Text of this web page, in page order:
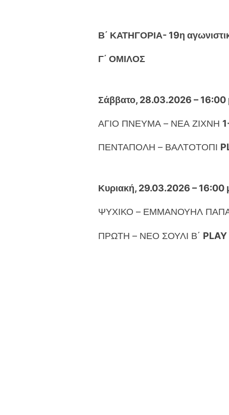
Β΄ ΚΑΤΗΓΟΡΙΑ- 19η
Γ΄ ΟΜΙΛΟΣ
Σάββατο, 28.03.2026 – 16:00
ΑΓΙΟ ΠΝΕΥΜΑ – ΝΕΑ ΖΙΧΝΗ
ΠΕΝΤΑΠΟΛΗ – ΒΑΛΤΟΤΟΠΙ
Κυριακή, 29.03.2026 – 16:00
ΨΥΧΙΚΟ – ΕΜΜΑΝΟΥΗΛ
ΠΡΩΤΗ – ΝΕΟ ΣΟΥΛΙ Β΄